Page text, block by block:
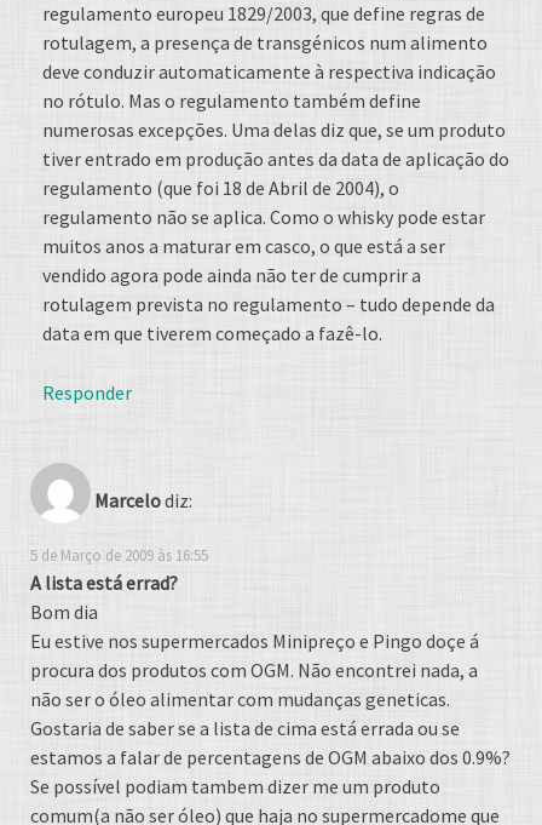
regulamento europeu 1829/2003, que define regras de
rotulagem, a presença de transgénicos num alimento
deve conduzir automaticamente à respectiva indicação
no rótulo. Mas o regulamento também define
numerosas excepções. Uma delas diz que, se um produto
tiver entrado em produção antes da data de aplicação do
regulamento (que foi 18 de Abril de 2004), o
regulamento não se aplica. Como o whisky pode estar
muitos anos a maturar em casco, o que está a ser
vendido agora pode ainda não ter de cumprir a
rotulagem prevista no regulamento – tudo depende da
data em que tiverem começado a fazê-lo.
Responder
Marcelodiz:
5 de Março de 2009 às 16:55
A lista está errad?
Bom dia
Eu estive nos supermercados Minipreço e Pingo doçe á
procura dos produtos com OGM. Não encontrei nada, a
não ser o óleo alimentar com mudanças geneticas.
Gostaria de saber se a lista de cima está errada ou se
estamos a falar de percentagens de OGM abaixo dos 0.9%?
Se possível podiam tambem dizer me um produto
comum(a não ser óleo) que haja no supermercadome que